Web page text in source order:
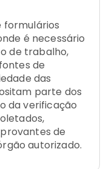
formulários
é necessário
de trabalho,
de
das
parte dos
da verificação
de
autorizado.